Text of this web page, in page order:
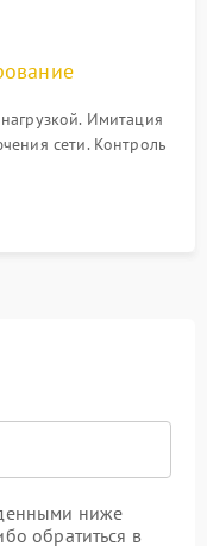
Имитация
сети. Контроль
режима и
сигнала.
ниже
обратиться в